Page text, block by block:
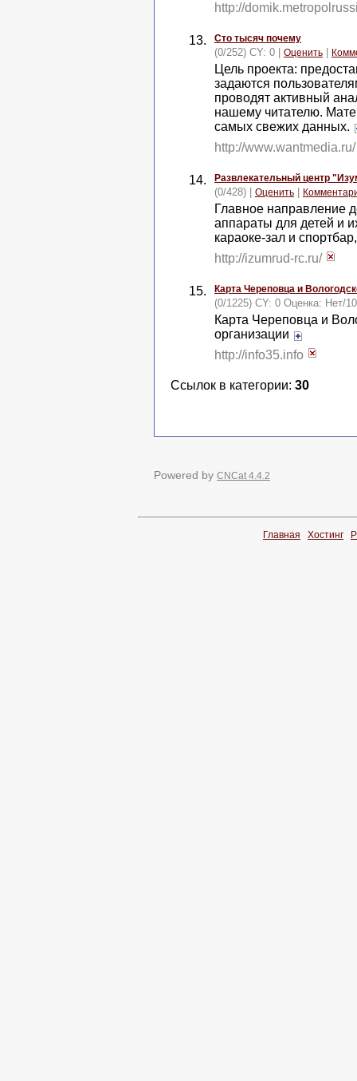
http://
13. Сто тысяч почему
(0/252) CY: 0 | Оценить
Цель проекта:
задаются
проводят активный
нашему читателю.
самых свежих данных.
http://
14. Развлекательный центр
(0/428) | Оценить
Главное направление
аппараты для детей и
караоке-зал и
http://izumrud-rc.ru/
15. Карта Череповца и
(0/1225) CY: 0 Оценка: Нет/
Карта Череповца и
организации
http://info35.info
Ссылок в категории: 30
Powered by CNCat 4.4.2
Главная Хостинг